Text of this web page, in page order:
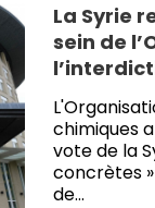
La Syrie
sein de
chimiques
vote de la
concrètes
de…